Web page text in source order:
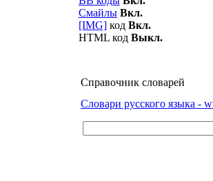
Смайлы Вкл.
[IMG]код Вкл.
HTML код Выкл.
Справочник словарей
Словари русского языка -